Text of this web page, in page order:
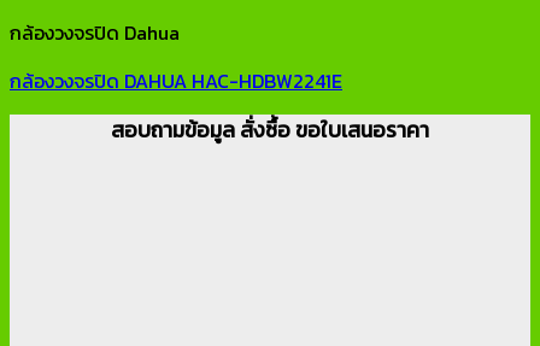
กล้องวงจรปิด Dahua
กล้องวงจรปิด DAHUA HAC-HDBW2241E
สอบถามข้อมูล สั่งซื้อ ขอใบเสนอราคา